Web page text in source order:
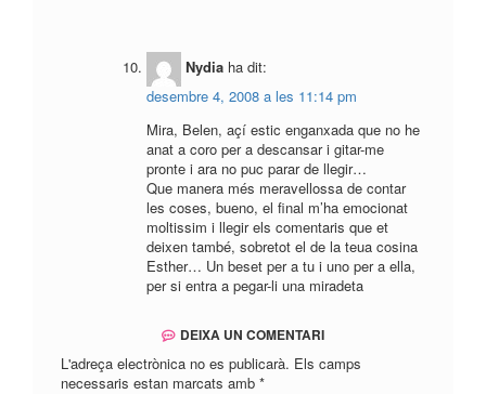
Nydia ha dit:
desembre 4, 2008 a les 11:14 pm
Mira, Belen, açí estic enganxada que no he
anat a coro per a descansar i gitar-me
pronte i ara no puc parar de llegir…
Que manera més meravellossa de contar
les coses, bueno, el final m’ha emocionat
moltissim i llegir els comentaris que et
deixen també, sobretot el de la teua cosina
Esther… Un beset per a tu i uno per a ella,
per si entra a pegar-li una miradeta
DEIXA UN COMENTARI
L'adreça electrònica no es publicarà. Els camps
necessaris estan marcats amb *